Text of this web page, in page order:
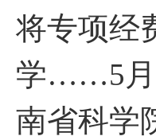
将专项经
学……5月
南省科学